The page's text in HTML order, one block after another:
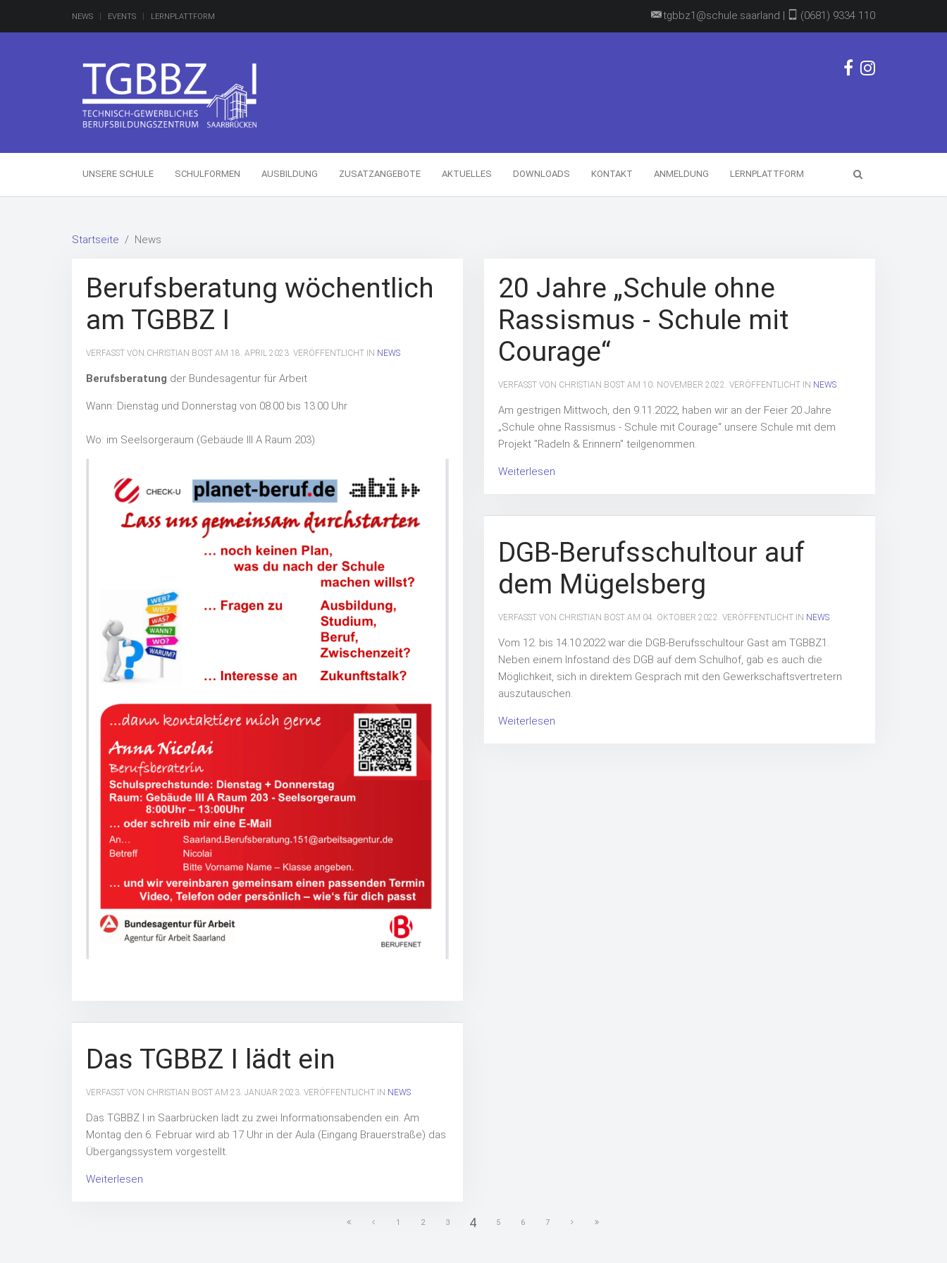
NEWS EVENTS LERNPLATTFORM tgbbz1@schule.saarland | (0681) 9334 110
UNSERE SCHULE SCHULFORMEN AUSBILDUNG ZUSATZANGEBOTE AKTUELLES DOWNLOADS KONTAKT ANMELDUNG LERNPLATTFORM
Startseite News
Berufsberatung wöchentlich
am TGBBZ I
VERFASST VON CHRISTIAN BOST AM 18. APRIL 2023. VERÖFFENTLICHT IN NEWS
Berufsberatung der Bundesagentur für Arbeit
Wann: Dienstag und Donnerstag von 08.00 bis 13.00 Uhr
Wo: im Seelsorgeraum (Gebäude III A Raum 203)
Das TGBBZ I lädt ein
VERFASST VON CHRISTIAN BOST AM 23. JANUAR 2023. VERÖFFENTLICHT IN NEWS
Das TGBBZ I in Saarbrücken lädt zu zwei Informationsabenden ein. Am
Montag den 6. Februar wird ab 17 Uhr in der Aula (Eingang Brauerstraße) das
Übergangssystem vorgestellt.
Weiterlesen
20 Jahre „Schule ohne
Rassismus - Schule mit
Courage“
VERFASST VON CHRISTIAN BOST AM 10. NOVEMBER 2022. VERÖFFENTLICHT IN NEWS
Am gestrigen Mittwoch, den 9.11.2022, haben wir an der Feier 20 Jahre
„Schule ohne Rassismus - Schule mit Courage“ unsere Schule mit dem
Projekt "Radeln & Erinnern" teilgenommen.
Weiterlesen
DGB-Berufsschultour auf
dem Mügelsberg
VERFASST VON CHRISTIAN BOST AM 04. OKTOBER 2022. VERÖFFENTLICHT IN NEWS
Vom 12. bis 14.10.2022 war die DGB-Berufsschultour Gast am TGBBZ1.
Neben einem Infostand des DGB auf dem Schulhof, gab es auch die
Möglichkeit, sich in direktem Gespräch mit den Gewerkschaftsvertretern
auszutauschen.
Weiterlesen
1 2 3 4 5 6 7